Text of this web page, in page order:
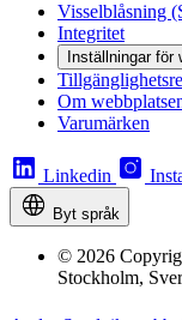
Visselblåsning
Integritet
Inställningar för
Om
Varumärken
Linkedin
Byt språk
© 2026
Stockholm,